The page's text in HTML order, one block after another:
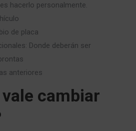
hacerlo personalmente.
de placa
Donde deberán ser
anteriores
cambiar